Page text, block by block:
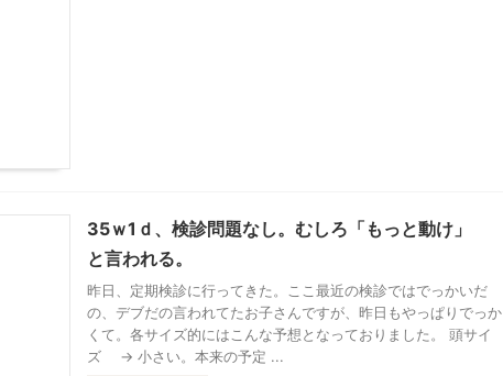
35ｗ1ｄ、検診問題なし。むしろ「もっと動け」
と言われる。
昨日、定期検診に行ってきた。ここ最近の検診ではでっかいだ
の、デブだの言われてたお子さんですが、昨日もやっぱりでっか
くて。各サイズ的にはこんな予想となっておりました。 頭サイ
ズ → 小さい。本来の予定 ...